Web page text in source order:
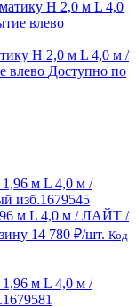
H 2,0 м L 4,0 м /
влево Доступно по
м L 4,0 м / ЛАЙТ /
14 780 ₽/шт. Код